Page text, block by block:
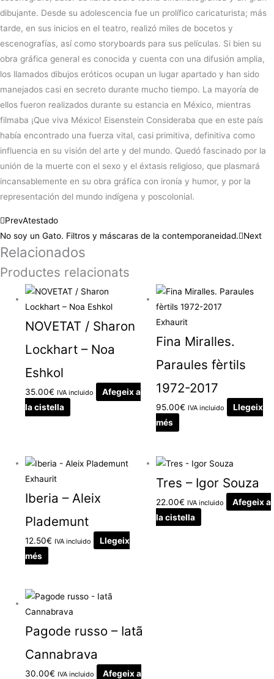
dibujante. Desde su adolescencia fue un prolífico caricaturista; más
tarde, en sus inicios en el teatro, realizó miles de bocetos y
escenografías, así como storyboards para sus películas. Si bien su
obra gráfica general es conocida y cuenta con una difusión amplia,
los llamados dibujos eróticos ocupan un lugar apartado y han sido
manejados casi en secreto durante mucho tiempo. La mayoría de
ellos fueron realizados durante su estancia en México, mientras
filmaba ¡Que viva México! Eisenstein Consideraba que en este país
había encontrado una fuerza vital, casi primitiva, definitiva como
influencia en su visión del arte y del mundo. Quedó fascinado por la
unión de la muerte con el sexo y el éxtasis religioso, que plasmará
incansablemente en su obra gráfica con ironía y humor, y por la
representación del mundo indígena y poscolonial.
PrevAtestado
No soy un Gato. Filtros y máscaras de la contemporaneidad.
Next
Relacionados
Productes relacionats
NOVETAT / Sharon
Lockhart – Noa
Eshkol
35.00€ IVA incluido
Afegeix a
la cistella
Exhaurit
Fina Miralles.
Paraules fèrtils
1972-2017
95.00€ IVA incluido
Llegeix
més
Exhaurit
Iberia – Aleix
Plademunt
12.50€ IVA incluido
Llegeix
més
Tres – Igor Souza
22.00€ IVA incluido
Afegeix a
la cistella
Pagode russo – Iatã
Cannabrava
30.00€ IVA incluido
Afegeix a